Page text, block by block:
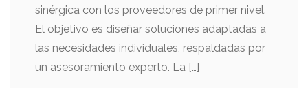
sinérgica con los proveedores de primer nivel.
El objetivo es diseñar soluciones adaptadas a
las necesidades individuales, respaldadas por
un asesoramiento experto. La […]